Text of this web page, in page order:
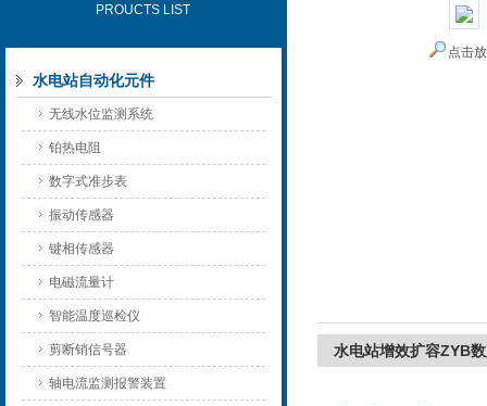
PROUCTS LIST
水电站自动化元件
无线水位监测系统
铂热电阻
数字式准步表
振动传感器
键相传感器
电磁流量计
智能温度巡检仪
剪断销信号器
轴电流监测报警装置
点击
水电站增效扩容ZYB